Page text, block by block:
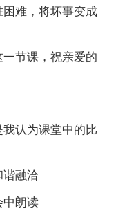
难，将坏事变成
节课，祝亲爱的
认为课堂中的比
谐融洽
中朗读